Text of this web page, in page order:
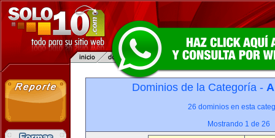
Dominios de la Categoría -
26 dominios en esta
Mostrando 1 de 26